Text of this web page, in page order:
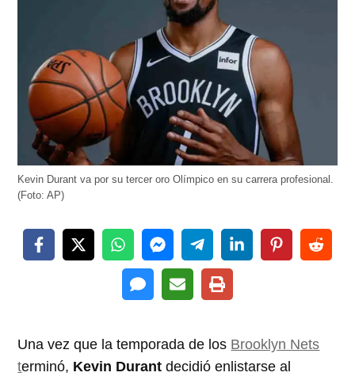
Kevin Durant va por su tercer oro Olímpico en su carrera profesional.
(Foto: AP)
Una vez que la temporada de los Brooklyn Nets
terminó, Kevin Durantdecidió enlistarse al